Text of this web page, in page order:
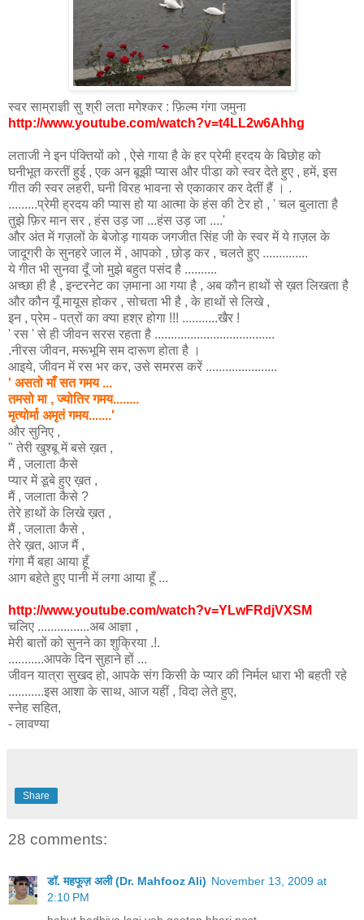
स्वर साम्राज्ञी सु श्री लता मगेश्कर : फ़िल्म गंगा जमुना
http://www.youtube.com/watch?v=t4LL2w6Ahhg
लताजी ने इन पंक्तियों को , ऐसे गाया है के हर प्रेमी ह्रदय के बिछोह को
घनीभूत करतीं हुई , एक अन बूझी प्यास और पीडा को स्वर देते हुए , हमें, इस
गीत की स्वर लहरी, घनी विरह भावना से एकाकार कर देतीं हैं । .
.........प्रेमी ह्रदय की प्यास हो या आत्मा के हंस की टेर हो , ' चल बुलाता है
तुझे फ़िर मान सर , हंस उड़ जा ...हंस उड़ जा ....'
और अंत में गज़लों के बेजोड़ गायक जगजीत सिंह जी के स्वर में ये ग़ज़ल के
जादूगरी के सुनहरे जाल में , आपको , छोड़ कर , चलते हुए ..............
ये गीत भी सुनवा दूँ जो मुझे बहुत पसंद है ..........
अच्छा ही है , इन्टरनेट का ज़माना आ गया है , अब कौन हाथों से ख़त लिखता है
और कौन यूँ मायूस होकर , सोचता भी है , के हाथों से लिखे ,
इन , प्रेम - पत्रों का क्या हश्र होगा !!! ...........खैर !
' रस ' से ही जीवन सरस रहता है .....................................
.नीरस जीवन, मरूभूमि सम दारूण होता है ।
आइये, जीवन में रस भर कर, उसे समरस करें ......................
' असतो माँ सत गमय...
तमसो मा ,ज्योतिर गमय........
मृत्योर्मा अमृतं गमय.......'
और सुनिए ,
" तेरी खुश्बू में बसे ख़त ,
मैं , जलाता कैसे
प्यार में डूबे हुए ख़त ,
मैं , जलाता कैसे ?
तेरे हाथों के लिखे ख़त ,
मैं , जलाता कैसे ,
तेरे ख़त, आज मैं ,
गंगा मैं बहा आया हूँ
आग बहेते हुए पानी में लगा आया हूँ ...
http://www.youtube.com/watch?v=YLwFRdjVXSM
चलिए ................अब आज्ञा ,
मेरी बातों को सुनने का शुक्रिया .!.
...........आपके दिन सुहाने हों ...
जीवन यात्रा सुखद हो, आपके संग किसी के प्यार की निर्मल धारा भी बहती रहे
...........इस आशा के साथ, आज यहीं , विदा लेते हुए,
स्नेह सहित,
- लावण्या
Share
28 comments:
डॉ. महफूज़ अली (Dr. Mahfooz Ali) November 13, 2009 at
2:10 PM